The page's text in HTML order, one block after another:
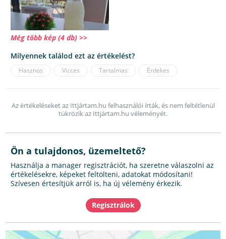
Még több kép (4 db) >>
Milyennek találod ezt az értékelést?
Hasznos Vicces Tartalmas Érdekes
Az értékeléseket az Ittjártam.hu felhasználói írták, és nem feltétlenül
tükrözik az Ittjártam.hu véleményét.
Ön a tulajdonos, üzemeltető?
Használja a manager regisztrációt, ha szeretne válaszolni az
értékelésekre, képeket feltölteni, adatokat módosítani!
Szívesen értesítjük arról is, ha új vélemény érkezik.